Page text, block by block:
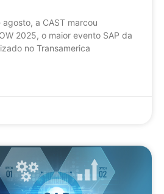
a CAST marcou
2025, o maior evento SAP da
no Transamerica